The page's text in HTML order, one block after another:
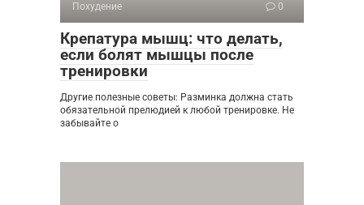
Похудение 0
Крепатура мышц: что делать,
если болят мышцы после
тренировки
Другие полезные советы: Разминка должна стать
обязательной прелюдией к любой тренировке. Не
забывайте о